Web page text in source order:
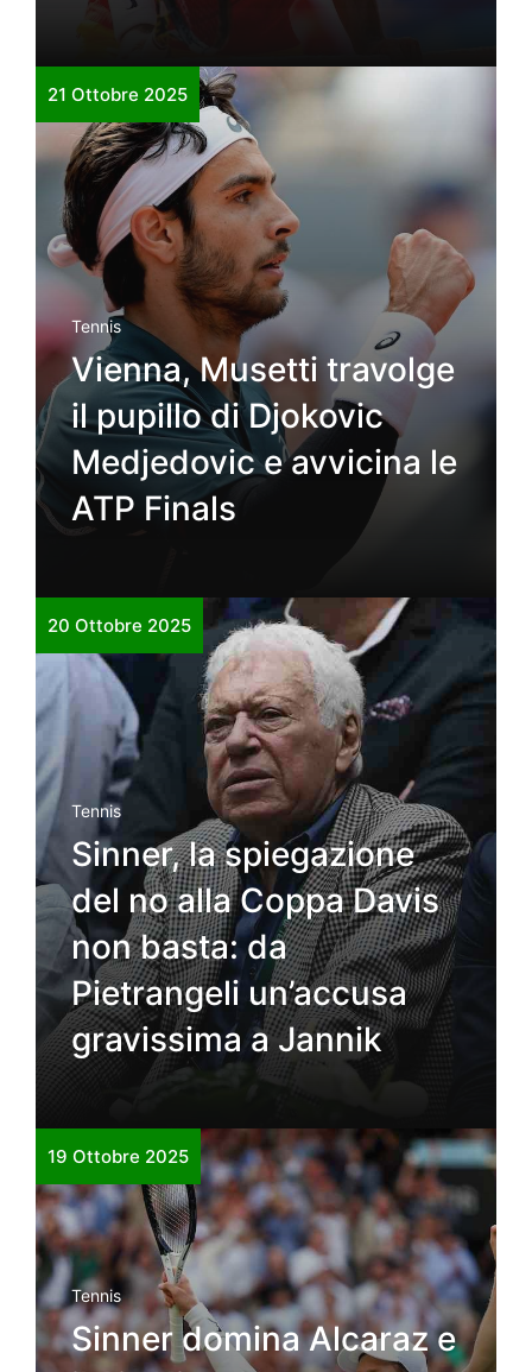
21 Ottobre 2025
Tennis
Vienna, Musetti travolge
il pupillo di Djokovic
Medjedovic e avvicina le
ATP Finals
20 Ottobre 2025
Tennis
Sinner, la spiegazione
del no alla Coppa Davis
non basta: da
Pietrangeli un’accusa
gravissima a Jannik
19 Ottobre 2025
Tennis
Sinner domina Alcaraz e